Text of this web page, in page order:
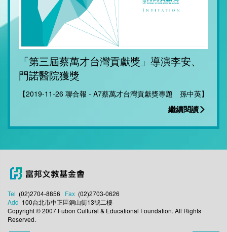
「第三屆蔡萬才台灣貢獻獎」導演李安、
門諾醫院獲獎
【2019-11-26 聯合報 - A7蔡萬才台灣貢獻獎專題 孫中英】
繼續閱讀
Tel (02)2704-8856 Fax (02)2703-0626
Add 100台北市中正區銅山街13號二樓
Copyright © 2007 Fubon Cultural & Educational Foundation. All Rights
Reserved.